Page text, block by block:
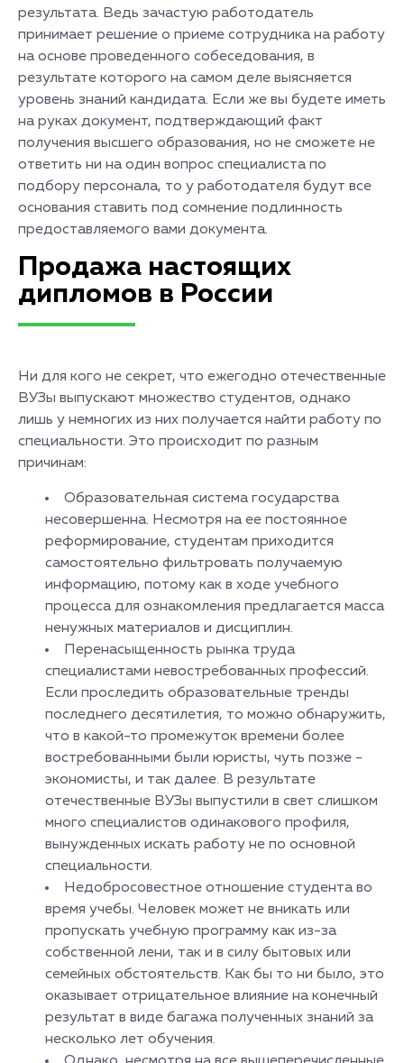
результата. Ведь зачастую работодатель
принимает решение о приеме сотрудника на работу
на основе проведенного собеседования, в
результате которого на самом деле выясняется
уровень знаний кандидата. Если же вы будете иметь
на руках документ, подтверждающий факт
получения высшего образования, но не сможете не
ответить ни на один вопрос специалиста по
подбору персонала, то у работодателя будут все
основания ставить под сомнение подлинность
предоставляемого вами документа.
Продажа настоящих
дипломов в России
Ни для кого не секрет, что ежегодно отечественные
ВУЗы выпускают множество студентов, однако
лишь у немногих из них получается найти работу по
специальности. Это происходит по разным
причинам:
Образовательная система государства
несовершенна. Несмотря на ее постоянное
реформирование, студентам приходится
самостоятельно фильтровать получаемую
информацию, потому как в ходе учебного
процесса для ознакомления предлагается масса
ненужных материалов и дисциплин.
Перенасыщенность рынка труда
специалистами невостребованных профессий.
Если проследить образовательные тренды
последнего десятилетия, то можно обнаружить,
что в какой-то промежуток времени более
востребованными были юристы, чуть позже -
экономисты, и так далее. В результате
отечественные ВУЗы выпустили в свет слишком
много специалистов одинакового профиля,
вынужденных искать работу не по основной
специальности.
Недобросовестное отношение студента во
время учебы. Человек может не вникать или
пропускать учебную программу как из-за
собственной лени, так и в силу бытовых или
семейных обстоятельств. Как бы то ни было, это
оказывает отрицательное влияние на конечный
результат в виде багажа полученных знаний за
несколько лет обучения.